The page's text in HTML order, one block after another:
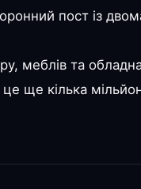
пост із
меблів та
ще кілька